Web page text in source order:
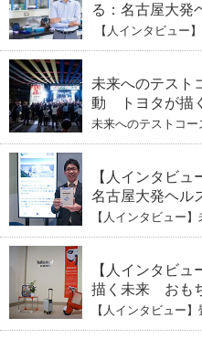
る：名古屋大発
締役社長・瀧
ぶし」を着実に
【人インタビュー
挑むヘルスケア標
未来へのテスト
動 トヨタが描
未来へのテストコ
【人インタビュ
名古屋大発ヘル
社長・瀧本陽
【人インタビュー
【人インタビ
描く未来 おも
式会社ICOMA
（下）おもちゃ
【人インタビュー